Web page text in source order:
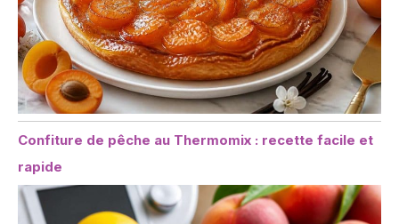
Confiture de pêche au Thermomix : recette facile et
rapide